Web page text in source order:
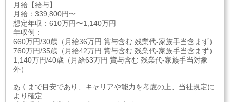
月給【給与】
月給：339,800円〜
想定年収：610万円〜1,140万円
年収例：
660万円/30歳（月給36万円 賞与含む 残業代-家族手当含まず）
760万円/35歳（月給42万円 賞与含む 残業代-家族手当含まず）
1,140万円/40歳（月給63万円 賞与含む 残業代-家族手当対象
外）
あくまで目安であり、キャリアや能力を考慮の上、当社規定に
より確定